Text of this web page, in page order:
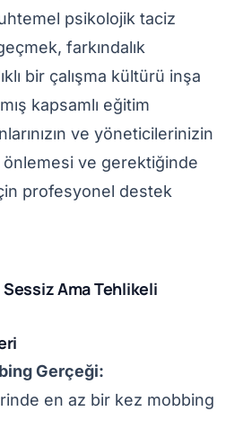
psikolojik taciz
farkındalık
bir çalışma kültürü inşa
kapsamlı eğitim
ve yöneticilerinizin
önlemesi ve gerektiğinde
profesyonel destek
Ama Tehlikeli
Gerçeği:
en az bir kez mobbing